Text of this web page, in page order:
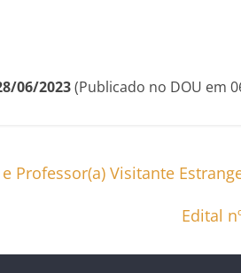
06/2023(Publicado no DOU em
Professor(a) Visitante
Edital